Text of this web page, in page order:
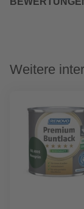
Weitere